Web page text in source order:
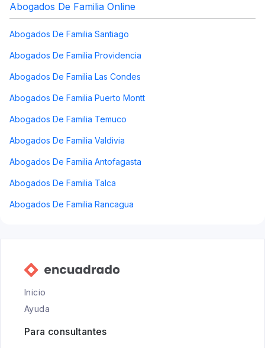
Abogados De Familia Online
Abogados De Familia Santiago
Abogados De Familia Providencia
Abogados De Familia Las Condes
Abogados De Familia Puerto Montt
Abogados De Familia Temuco
Abogados De Familia Valdivia
Abogados De Familia Antofagasta
Abogados De Familia Talca
Abogados De Familia Rancagua
Inicio
Ayuda
Para consultantes